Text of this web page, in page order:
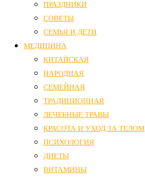
ПРАЗДНИКИ
СОВЕТЫ
СЕМЬЯ И ДЕТИ
МЕДИЦИНА
КИТАЙСКАЯ
НАРОДНАЯ
СЕМЕЙНАЯ
ТРАДИЦИОННАЯ
ЛЕЧЕБНЫЕ ТРАВЫ
КРАСОТА И УХОД ЗА ТЕЛОМ
ПСИХОЛОГИЯ
ДИЕТЫ
ВИТАМИНЫ